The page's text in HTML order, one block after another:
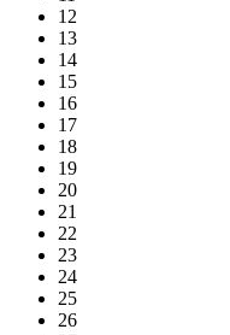
12
13
14
15
16
17
18
19
20
21
22
23
24
25
26